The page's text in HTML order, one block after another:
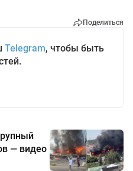
Поделиться
Telegram, чтобы быть
— видео